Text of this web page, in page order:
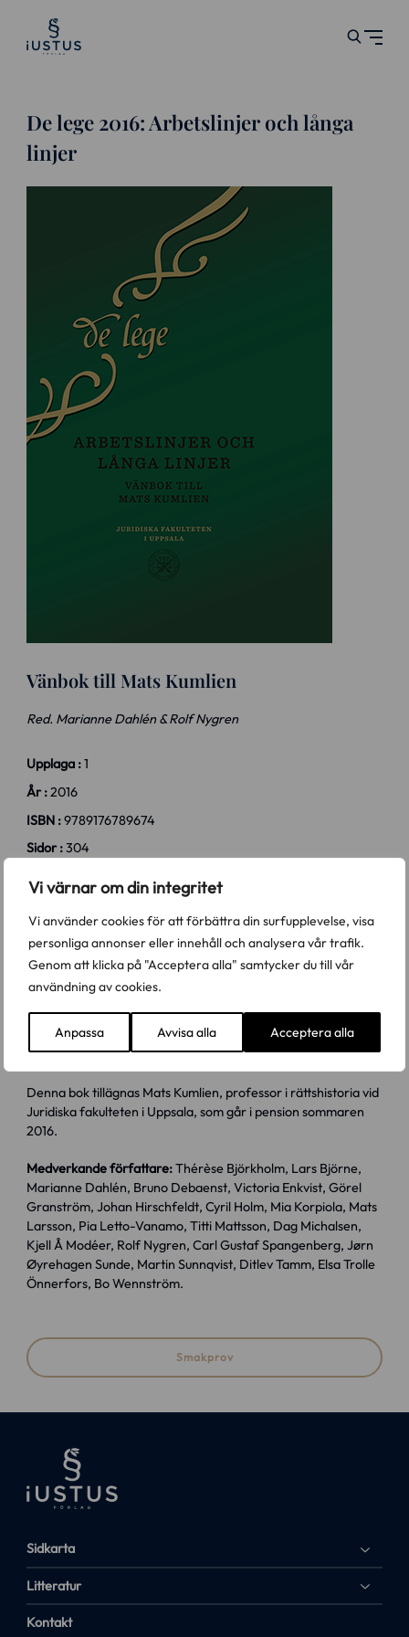
Vi värnar om din integritet
Vi använder cookies för att förbättra din surfupplevelse, visa
personliga annonser eller innehåll och analysera vår trafik.
Genom att klicka på "Acceptera alla" samtycker du till vår
användning av cookies.
Anpassa Avvisa alla Acceptera alla
De lege 2016: Arbetslinjer och långa
linjer
Vänbok till Mats Kumlien
Red. Marianne Dahlén & Rolf Nygren
Upplaga :1
År :2016
ISBN :9789176789674
Sidor :304
Övrigt
Serie :De lege (#2016)
481 krFrakt från 70 kr tillkommer
Denna bok tillägnas Mats Kumlien, professor i rättshistoria vid
Juridiska fakulteten i Uppsala, som går i pension sommaren
2016.
Medverkande författare:Thérèse Björkholm, Lars Björne,
Marianne Dahlén, Bruno Debaenst, Victoria Enkvist, Görel
Granström, Johan Hirschfeldt, Cyril Holm, Mia Korpiola, Mats
Larsson, Pia Letto-Vanamo, Titti Mattsson, Dag Michalsen,
Kjell Å Modéer, Rolf Nygren, Carl Gustaf Spangenberg, Jørn
Øyrehagen Sunde, Martin Sunnqvist, Ditlev Tamm, Elsa Trolle
Önnerfors, Bo Wennström.
Smakprov
Sidkarta
Litteratur
Kontakt